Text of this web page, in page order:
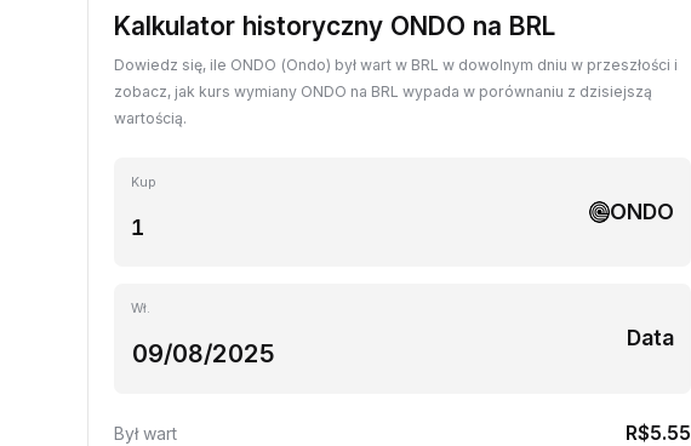
Kalkulator historyczny ONDO na BRL
Dowiedz się, ile ONDO (Ondo) był wart w BRL w dowolnym dniu w przeszłości i
zobacz, jak kurs wymiany ONDO na BRL wypada w porównaniu z dzisiejszą
wartością.
Kup
ONDO
Wł.
Data
Był wart R$5.55